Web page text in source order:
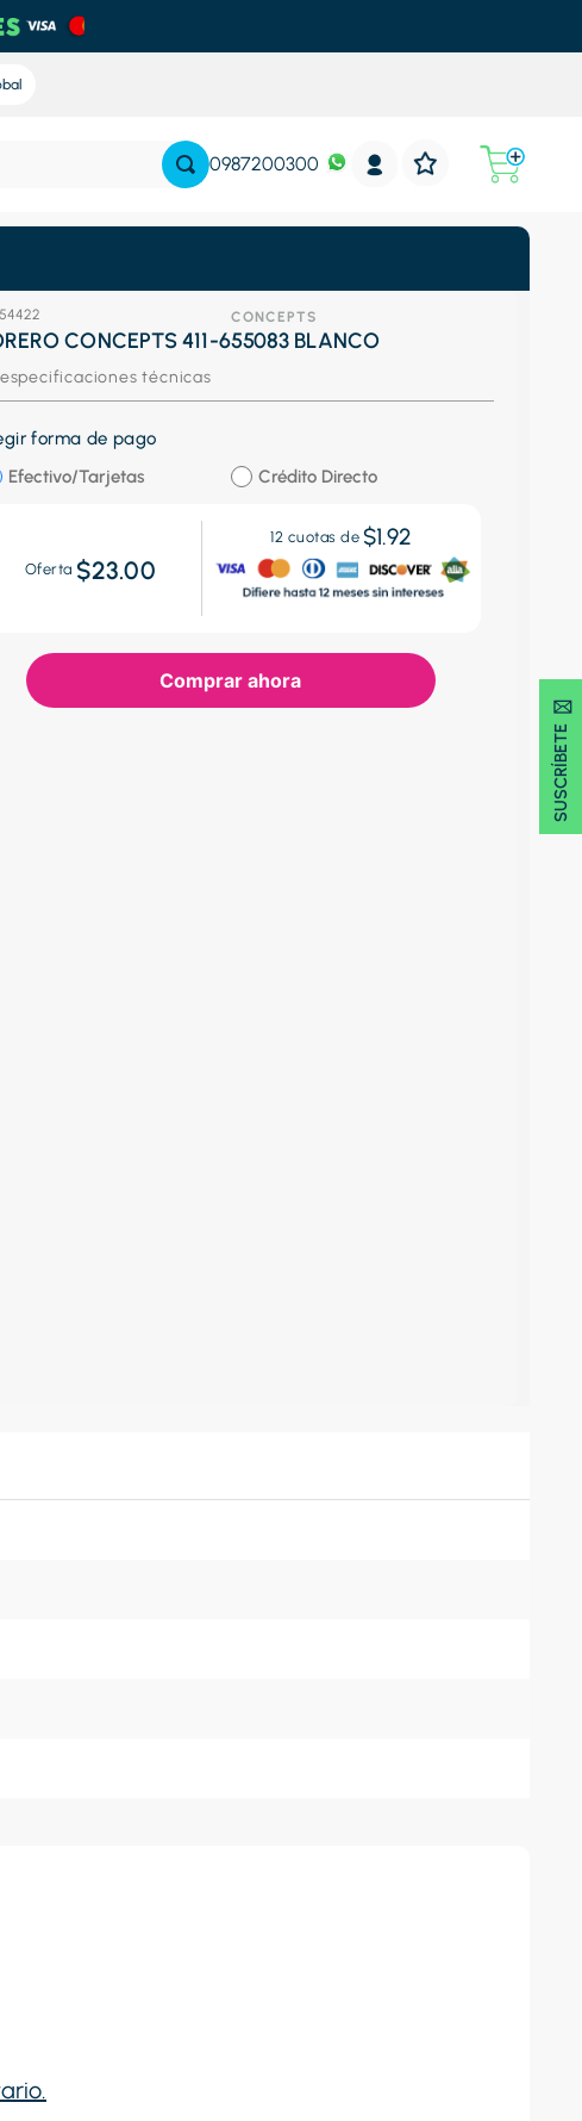
0987200300
SUSCRÍBETE 🖂
54422 CONCEPTS
CONCEPTS 411-655083 BLANCO
técnicas
forma de pago
Efectivo/Tarjetas
Crédito Directo
Oferta $23.00
12 cuotas de $1.92
Comprar ahora